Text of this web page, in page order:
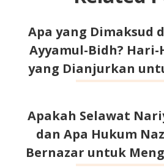
Apa yang Dimaksud
Ayyamul-Bidh? Hari-
yang Dianjurkan
Apakah Selawat
dan Apa Hukum
Bernazar untuk